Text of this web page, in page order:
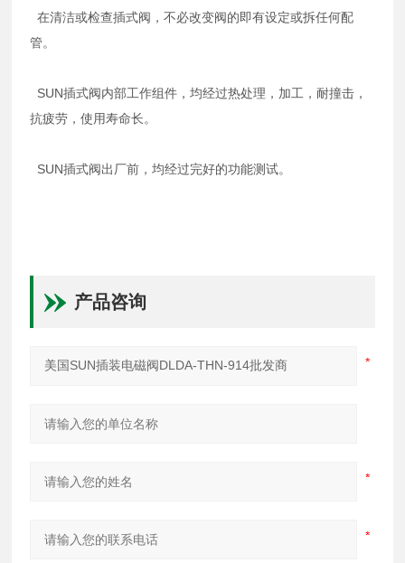
在清洁或检查插式阀，不必改变阀的即有设定或拆任何配
管。
SUN插式阀内部工作组件，均经过热处理，加工，耐撞击，
抗疲劳，使用寿命长。
SUN插式阀出厂前，均经过完好的功能测试。
产品咨询